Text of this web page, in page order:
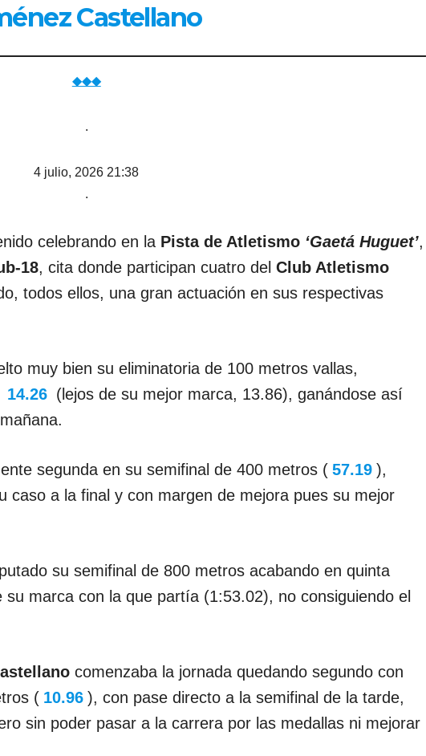
Castellano
◆◆◆
.
4 julio, 2026 21:38
.
celebrando en la Pista de Atletismo ‘Gaetá Huguet’,
18, cita donde participan cuatro del Club Atletismo
todos ellos, una gran actuación en sus respectivas
muy bien su eliminatoria de 100 metros vallas,
14.26 (lejos de su mejor marca, 13.86), ganándose así
segunda en su semifinal de 400 metros ( 57.19 ),
caso a la final y con margen de mejora pues su mejor
su semifinal de 800 metros acabando en quinta
su marca con la que partía (1:53.02), no consiguiendo el
comenzaba la jornada quedando segundo con
( 10.96 ), con pase directo a la semifinal de la tarde,
sin poder pasar a la carrera por las medallas ni mejorar